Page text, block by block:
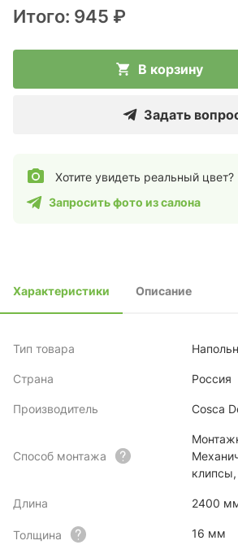
Итого: 945 ₽
В корзину
Задать
Хотите увидеть реальный цвет?
Запросить фото из салона
Характеристики Описание
Тип товара
Страна Россия
Производитель Cosca
Способ монтажа
Длина 2400
Толщина 16 мм